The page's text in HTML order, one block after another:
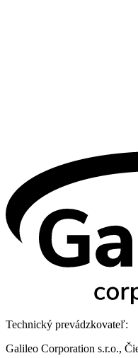
Technický prevádzkovateľ:
Galileo Corporation s.r.o.,